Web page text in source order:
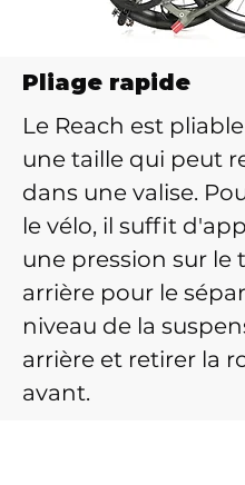
Pliage rapide
Le Reach est
une taille qui peut
dans une valise.
le vélo, il suffit
une pression sur le
arrière pour le
niveau de la
arrière et retirer la
avant.